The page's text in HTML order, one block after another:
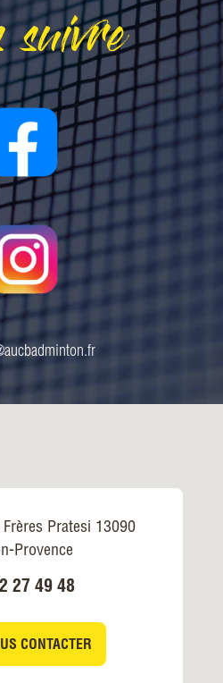
suivre
Pratesi 13090
Provence
27 49 48
CONTACTER